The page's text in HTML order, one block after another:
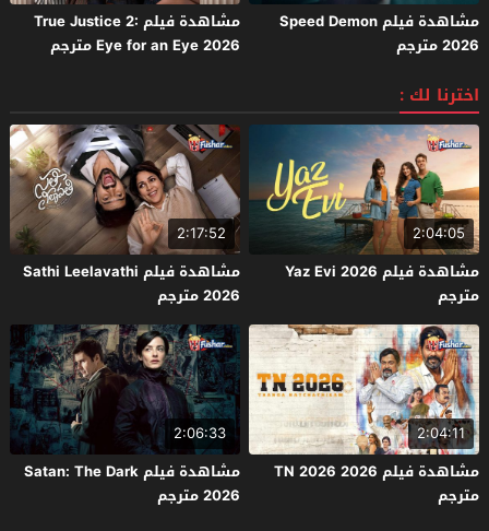
مشاهدة فيلم Speed Demon
2026 مترجم
مشاهدة فيلم True Justice 2:
Eye for an Eye 2026 مترجم
اخترنا لك :
2:04:05
مشاهدة فيلم Yaz Evi 2026
مترجم
2:17:52
مشاهدة فيلم Sathi Leelavathi
2026 مترجم
2:04:11
مشاهدة فيلم TN 2026 2026
مترجم
2:06:33
مشاهدة فيلم Satan: The Dark
2026 مترجم